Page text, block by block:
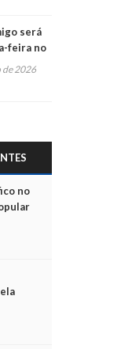
será
feira no
de
de 2026
no